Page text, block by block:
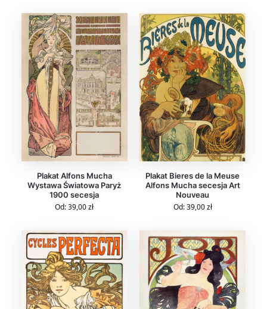
Plakat Alfons Mucha
Wystawa Światowa Paryż
1900 secesja
Od:39,00zł
Plakat Bieres de la Meuse
Alfons Mucha secesja Art
Nouveau
Od:39,00zł